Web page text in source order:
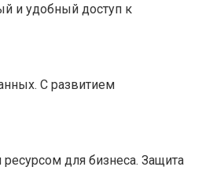
и удобный доступ к
С развитием
для бизнеса. Защита